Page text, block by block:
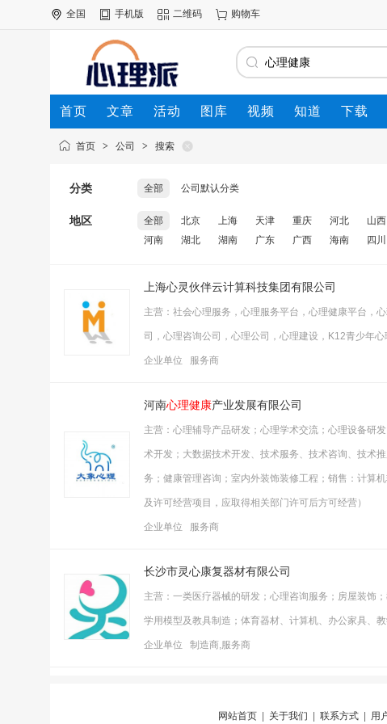
全国 手机版 二维码 购物车
首页 文章 活动 图库 视频 知道 下载
首页 > 公司 > 搜索
分类 全部 公司默认分类
地区 全部 北京 上海 天津 重庆 河北 山西
河南
湖北 湖南 广东 广西 海南 四川
上海心灵伙伴云计算科技集团有限公司
主营：社会心理服务，心理服务平台，心理健康平台，
司，心理咨询公司，心理公司，心理建设，K12青少年心
企业单位 服务商
河南心理健康产业发展有限公司
主营：心理辅导产品研发；心理学术交流；心理设备研
术开发；大数据技术开发、技术服务、技术咨询、技术
务；健康管理咨询；室内外装饰装修工程；销售：计算
及许可经营项目，应取得相关部门许可后方可经营）
企业单位 服务商
长沙市灵心康复器材有限公司
主营：一类医疗器械的研发；心理咨询服务；房屋装饰
学用模型及教具制造；体育器材、计算机、办公家具、
企业单位 制造商,服务商
网站首页 关于我们 联系方式 用